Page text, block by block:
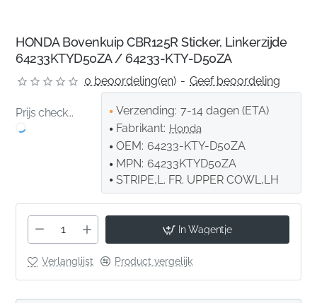
HONDA Bovenkuip CBR125R Sticker, Linkerzijde
64233KTYD50ZA / 64233-KTY-D50ZA
0 beoordeling(en) - Geef beoordeling
Prijs check... Verzending: 7-14 dagen (ETA)
Fabrikant: Honda
OEM: 64233-KTY-D50ZA
MPN: 64233KTYD50ZA
STRIPE,L. FR. UPPER COWL,LH
In Wagentje
Verlanglijst Product vergelijk